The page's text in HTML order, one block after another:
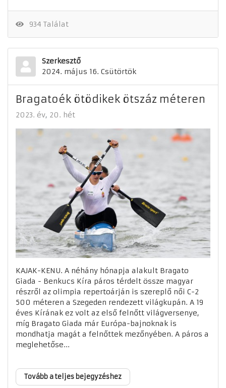
934 Találat
Szerkesztő
2024. május 16. Csütörtök
Bragatoék ötödikek ötszáz méteren
2023. év 20. hét
KAJAK-KENU. A néhány hónapja alakult Bragato
Giada - Benkucs Kíra páros térdelt össze magyar
részről az olimpia repertoárján is szereplő női C-2
500 méteren a Szegeden rendezett világkupán. A 19
éves Kírának ez volt az első felnőtt világversenye,
míg Bragato Giada már Európa-bajnoknak is
mondhatja magát a felnőttek mezőnyében. A páros a
meglehetőse...
Tovább a teljes bejegyzéshez